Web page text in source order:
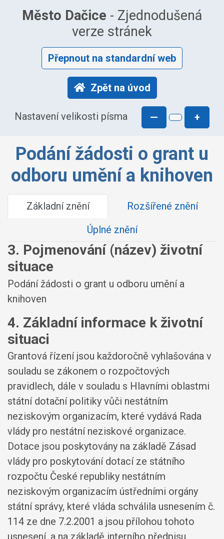
Město Dačice - Zjednodušená
verze stránek
Přepnout na standardní web
Zpět na úvod
Nastavení velikosti písma — +
Podání žádosti o grant u
odboru umění a knihoven
Základní znění
Rozšířené znění
Úplné znění
3. Pojmenování (název) životní
situace
Podání žádosti o grant u odboru umění a
knihoven
4. Základní informace k životní
situaci
Grantová řízení jsou každoročně vyhlašována v
souladu se zákonem o rozpočtových
pravidlech, dále v souladu s Hlavními oblastmi
státní dotační politiky vůči nestátním
neziskovým organizacím, které vydává Rada
vlády pro nestátní neziskové organizace.
Dotace jsou poskytovány na základě Zásad
vlády pro poskytování dotací ze státního
rozpočtu České republiky nestátním
neziskovým organizacím ústředními orgány
státní správy, které vláda schválila usnesením č.
114 ze dne 7.2.2001 a jsou přílohou tohoto
usnesení, a na základě interního předpisu